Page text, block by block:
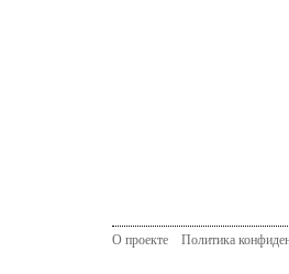
О проекте Политика